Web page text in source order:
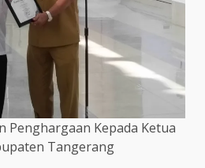
Penghargaan Kepada Ketua
Tangerang